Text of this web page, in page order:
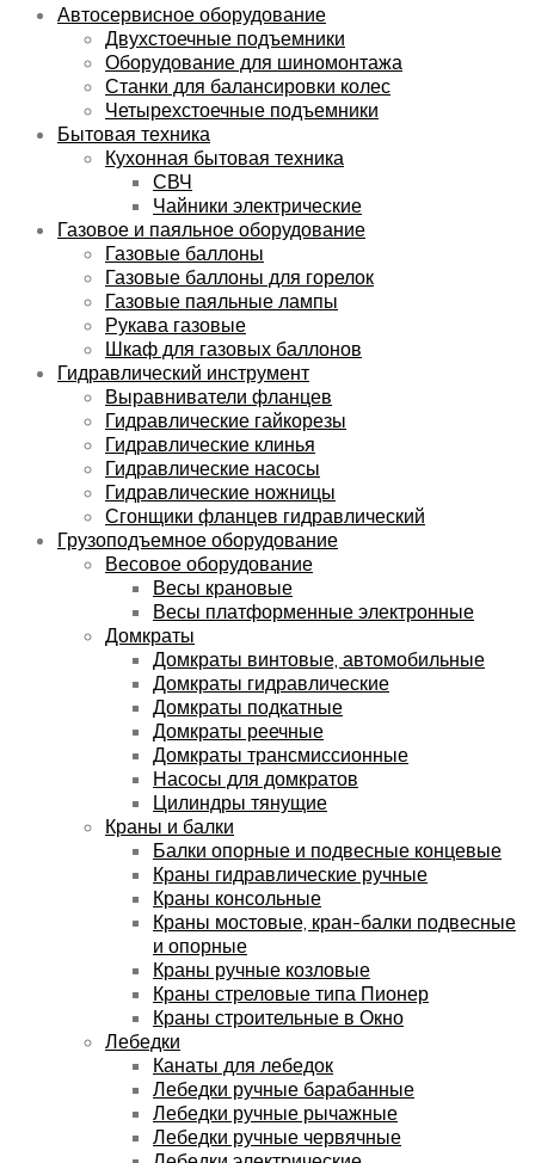
Автосервисное оборудование
Двухстоечные подъемники
Оборудование для шиномонтажа
Станки для балансировки колес
Четырехстоечные подъемники
Бытовая техника
Кухонная бытовая техника
СВЧ
Чайники электрические
Газовое и паяльное оборудование
Газовые баллоны
Газовые баллоны для горелок
Газовые паяльные лампы
Рукава газовые
Шкаф для газовых баллонов
Гидравлический инструмент
Выравниватели фланцев
Гидравлические гайкорезы
Гидравлические клинья
Гидравлические насосы
Гидравлические ножницы
Сгонщики фланцев гидравлический
Грузоподъемное оборудование
Весовое оборудование
Весы крановые
Весы платформенные электронные
Домкраты
Домкраты винтовые, автомобильные
Домкраты гидравлические
Домкраты подкатные
Домкраты реечные
Домкраты трансмиссионные
Насосы для домкратов
Цилиндры тянущие
Краны и балки
Балки опорные и подвесные концевые
Краны гидравлические ручные
Краны консольные
Краны мостовые, кран-балки подвесные
и опорные
Краны ручные козловые
Краны стреловые типа Пионер
Краны строительные в Окно
Лебедки
Канаты для лебедок
Лебедки ручные барабанные
Лебедки ручные рычажные
Лебедки ручные червячные